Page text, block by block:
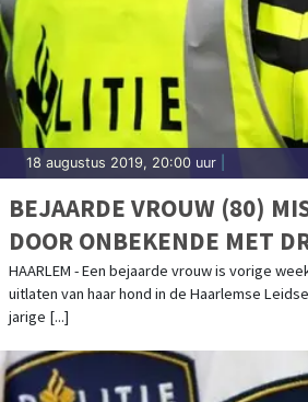
18 augustus 2019, 20:00 uur
BEJAARDE VROUW (80)
DOOR ONBEKENDE MET
HOND
HAARLEM - Een bejaarde vrouw is vorige
uitlaten van haar hond in de Haarlemse
jarige [...]